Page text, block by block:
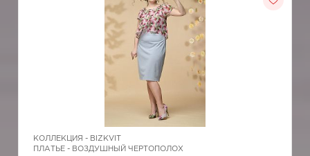
КОЛЛЕКЦИЯ - BIZKVIT
ПЛАТЬЕ - ВОЗДУШНЫЙ ЧЕРТОПОЛОХ